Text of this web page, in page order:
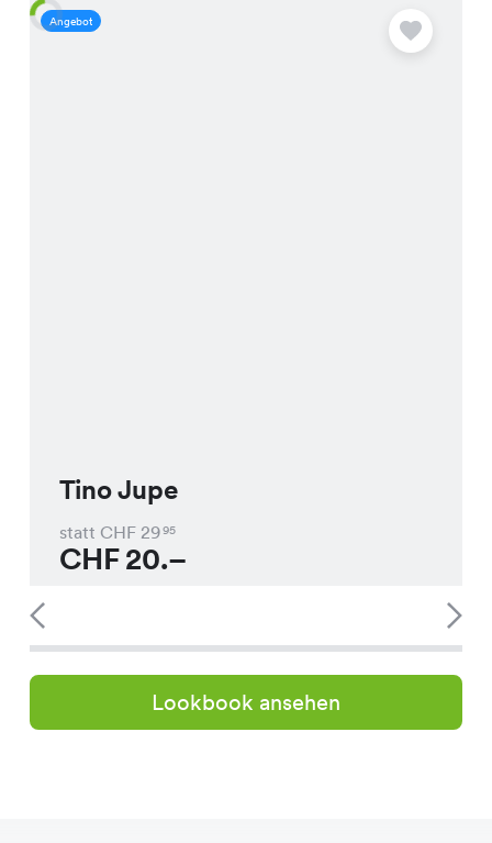
Angebot
Tino Jupe
statt CHF 2995
CHF20.–
Lookbook ansehen